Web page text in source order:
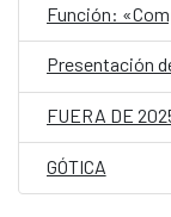
Función:
FUERA DE
GÓTICA